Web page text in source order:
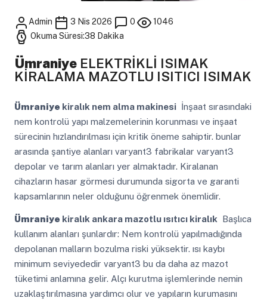
Admin 3 Nis 2026 0
1046
Okuma Süresi:38 Dakika
ÜmraniyeELEKTRİKLİ ISIMAK
KİRALAMA MAZOTLU ISITICI ISIMAK
Ümraniye kiralık nem alma makinesiİnşaat sırasındaki
nem kontrolü yapı malzemelerinin korunması ve inşaat
sürecinin hızlandırılması için kritik öneme sahiptir. bunlar
arasında şantiye alanları varyant3 fabrikalar varyant3
depolar ve tarım alanları yer almaktadır. Kiralanan
cihazların hasar görmesi durumunda sigorta ve garanti
kapsamlarının neler olduğunu öğrenmek önemlidir.
Ümraniye kiralık ankara mazotlu ısıtıcı kiralık Başlıca
kullanım alanları şunlardır: Nem kontrolü yapılmadığında
depolanan malların bozulma riski yüksektir. ısı kaybı
minimum seviyededir varyant3 bu da daha az mazot
tüketimi anlamına gelir. Alçı kurutma işlemlerinde nemin
uzaklaştırılmasına yardımcı olur ve yapıların kurumasını